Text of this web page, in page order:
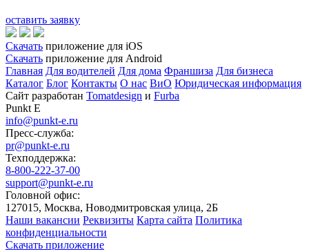
оставить заявку
Скачать приложение для iOS
Скачать приложение для Android
Главная Для водителей Для дома Франшиза Для бизнеса
Каталог Блог Контакты О нас ВиО Юридическая информация
Сайт разработан Tomatdesign и Furba
Punkt E
info@punkt-e.ru
Пресс-служба:
pr@punkt-e.ru
Техподдержка:
8-800-222-37-00
support@punkt-e.ru
Головной офис:
127015, Москва, Новодмитровская улица, 2Б
Наши вакансии Реквизиты Карта сайта Политика
конфиденциальности
Скачать приложение